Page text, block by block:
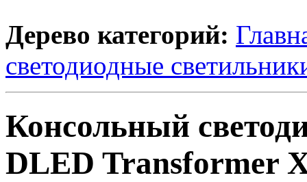
Дерево категорий:
светодиодные
Консольный
DLED Transformer